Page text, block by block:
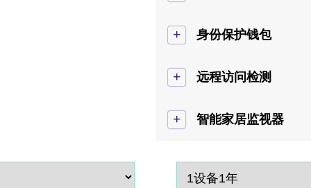
+ 身份保护钱包
+ 远程访问检测
+ 智能家居监视器